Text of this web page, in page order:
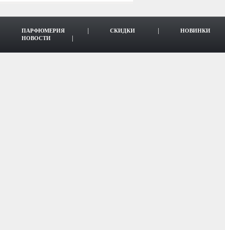
ПАРФЮМЕРИЯ СКИДКИ
НОВИНКИ
НОВОСТИ